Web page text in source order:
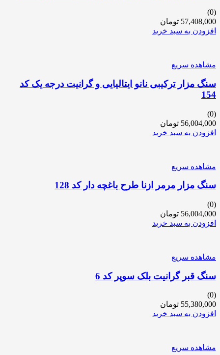
(0)
57,408,000 تومان
افزودن به سبد خرید
مشاهده سریع
سنگ مزار ترکیبی نانو ایتالیایی و گرانیت درجه یک کد
154
(0)
56,004,000 تومان
افزودن به سبد خرید
مشاهده سریع
سنگ مزار مرمر ازنا طرح باغچه دار کد 128
(0)
56,004,000 تومان
افزودن به سبد خرید
مشاهده سریع
سنگ قبر گرانیت بلک سوپر کد 6
(0)
55,380,000 تومان
افزودن به سبد خرید
مشاهده سریع